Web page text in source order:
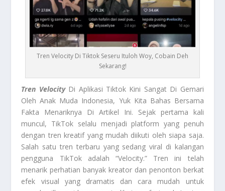
Tren Velocity Di Tiktok Seseru Ituloh Woy, Cobain Deh
Sekarang!
Tren VelocityDi Aplikasi Tiktok Kini Sangat Di Gemari
Oleh Anak Muda Indonesia, Yuk Kita Bahas Bersama
Fakta Menariknya Di Artikel Ini. Sejak pertama kali
muncul, TikTok selalu menjadi platform yang penuh
dengan tren kreatif yang mudah diikuti oleh siapa saja.
Salah satu tren terbaru yang sedang viral di kalangan
pengguna TikTok adalah “Velocity.” Tren ini telah
menarik perhatian banyak kreator dan penonton berkat
efek visual yang dramatis dan cara mudah untuk